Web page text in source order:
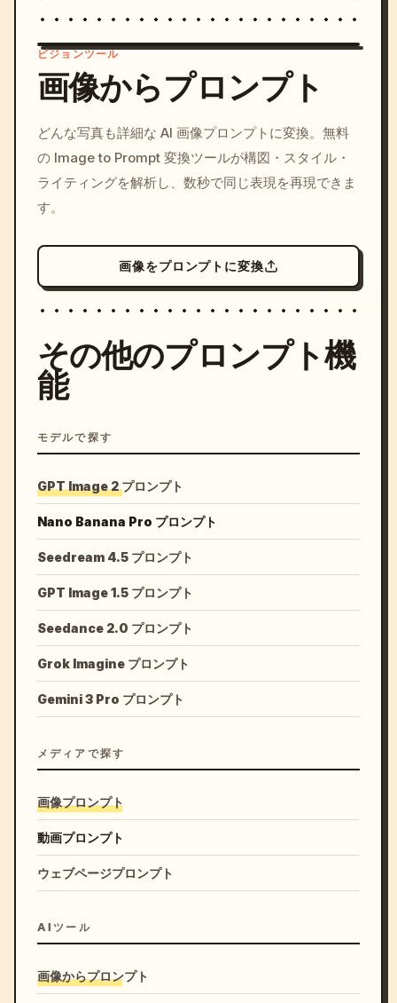
c, cyberpunk sunset, neon
colors, 8k --v 6.0
ビジョンツール
画像からプロンプト
どんな写真も詳細な AI 画像プロンプトに変換。無料
の Image to Prompt 変換ツールが構図・スタイル・
ライティングを解析し、数秒で同じ表現を再現できま
す。
画像をプロンプトに変換
その他のプロンプト機
能
モデルで探す
GPT Image 2 プロンプト
Nano Banana Pro プロンプト
Seedream 4.5 プロンプト
GPT Image 1.5 プロンプト
Seedance 2.0 プロンプト
Grok Imagine プロンプト
Gemini 3 Pro プロンプト
メディアで探す
画像プロンプト
動画プロンプト
ウェブページプロンプト
AIツール
画像からプロンプト